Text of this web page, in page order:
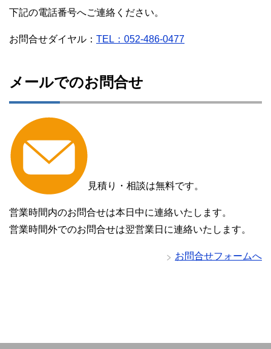
下記の電話番号へご連絡ください。
お問合せダイヤル： TEL：052-486-0477
メールでのお問合せ
見積り・相談は無料です。
営業時間内のお問合せは本日中に連絡いたします。
営業時間外でのお問合せは翌営業日に連絡いたします。
お問合せフォームへ